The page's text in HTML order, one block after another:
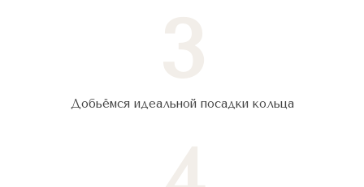
Добьёмся идеальной посадки кольца